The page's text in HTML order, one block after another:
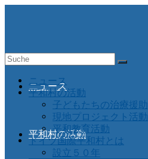
ニュース
平和村の活動
Suche
ニュース
平和村の活動
子どもたちの治療援助
現地プロジェクト活動
平和教育活動
ドイツ国際平和村とは
設立５０年